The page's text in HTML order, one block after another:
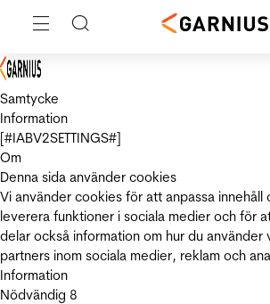
Samtycke
Information
[#IABV2SETTINGS#]
Om
Denna sida använder cookies
Vi använder cookies för att anpassa
leverera funktioner i sociala medier och för
delar också information om hur du
partners inom sociala medier, reklam och
Information
Nödvändig 8